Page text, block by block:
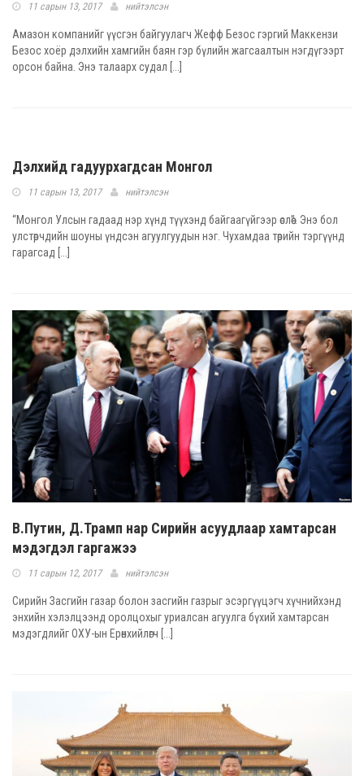
11 сарын 13, 2017 нийтэлсэн
Амазон компанийг үүсгэн байгуулагч Жефф Безос гэргий Маккензи
Безос хоёр дэлхийн хамгийн баян гэр бүлийн жагсаалтын нэгдүгээрт
орсон байна. Энэ талаарх судал [...]
Дэлхийд гадуурхагдсан Монгол
11 сарын 13, 2017 нийтэлсэн
“Монгол Улсын гадаад нэр хүнд түүхэнд байгаагүйгээр өслөө”. Энэ бол
улстөрчдийн шоуны үндсэн агуулгуудын нэг. Чухамдаа төрийн тэргүүнд
гарагсад [...]
В.Путин, Д.Трамп нар Сирийн асуудлаар хамтарсан
мэдэгдэл гаргажээ
11 сарын 12, 2017 нийтэлсэн
Сирийн Засгийн газар болон засгийн газрыг эсэргүүцэгч хүчнийхэнд
энхийн хэлэлцээнд оролцохыг уриалсан агуулга бүхий хамтарсан
мэдэгдлийг ОХУ-ын Ерөнхийлөгч [...]